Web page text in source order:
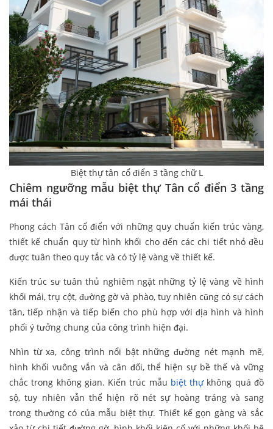
Biệt thự tân cổ điển 3 tầng chữ L
Chiêm ngưỡng mẫu biệt thự Tân cổ điển 3 tầng
mái thái
Phong cách Tân cổ điển với những quy chuẩn kiến trúc vàng,
thiết kế chuẩn quy từ hình khối cho đến các chi tiết nhỏ đều
được tuân theo quy tắc và có tỷ lệ vàng về thiết kế.
Kiến trúc sư tuân thủ nghiêm ngặt những tỷ lệ vàng về hình
khối mái, trụ cột, đường gờ và phào, tuy nhiên cũng có sự cách
tân, tiếp nhận và tiếp biến cho phù hợp với địa hình và hình
phối ý tưởng chung của công trình hiện đại.
Nhìn từ xa, công trình nổi bật những đường nét mạnh mẽ,
hình khối vuông vắn và cân đối, thể hiện sự bề thế và vững
chắc trong không gian. Kiến trúc mẫu biệt thựkhông quá đồ
sộ, tuy nhiên vẫn thể hiện rõ nét sự hoàng tráng và sang
trong thường có của mẫu biệt thự. Thiết kế gọn gàng và sắc